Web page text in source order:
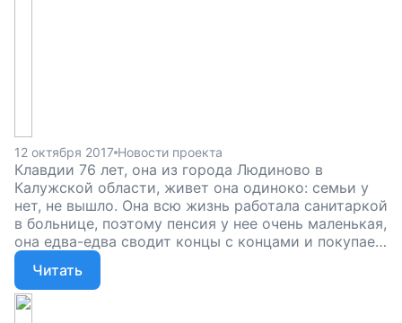
12 октября 2017 Новости проекта
Клавдии 76 лет, она из города Людиново в
Калужской области, живет она одиноко: семьи у
нет, не вышло. Она всю жизнь работала санитаркой
в больнице, поэтому пенсия у нее очень маленькая,
она едва-едва сводит концы с концами и покупает
только самое необходимое. Вы можете помочь
одинокой старушке: наш гуманитарный склад
будет обеспечивать ее самым необходимым и
помогать ей с мелкими бытовыми делами.
Читать